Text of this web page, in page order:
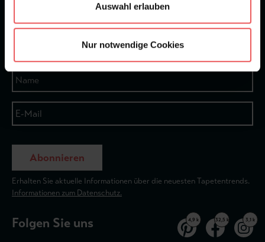
Auswahl erlauben
Nur notwendige Cookies
Newsletter
Abonnieren
Erhalten Sie aktuelle Informationen über die neuesten Tapetentrends.
Informationen zum Datenschutz.
Folgen Sie uns 4,9 k 32,5 k 3,1 k